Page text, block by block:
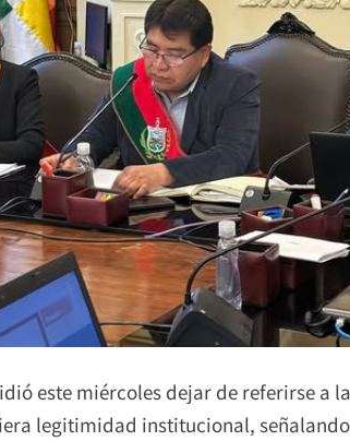
este miércoles dejar de referirse a
legitimidad institucional,